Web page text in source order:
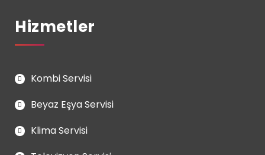
Hizmetler
Kombi Servisi
Beyaz Eşya Servisi
Klima Servisi